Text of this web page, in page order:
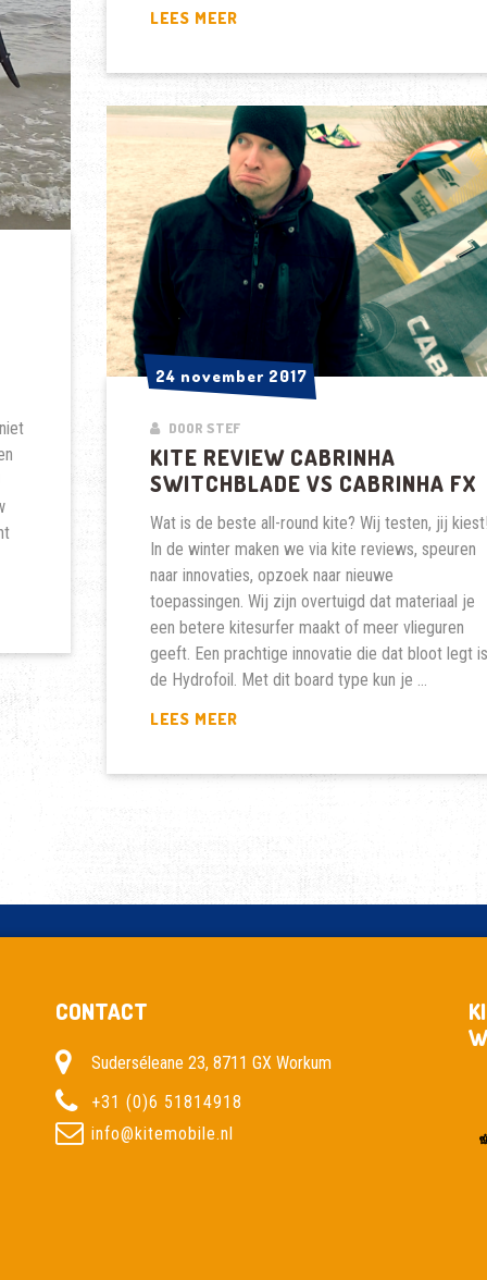
LEES MEER
SURF
&
KITE
FOILS
2019
24 november 2017
24 november 2017
DOOR STEF
KITE REVIEW CABRINHA
SWITCHBLADE VS CABRINHA FX
Wat is de beste all-round kite? Wij testen, jij
In de winter maken we via kite reviews, speuren
naar innovaties, opzoek naar nieuwe
toepassingen. Wij zijn overtuigd dat materiaal je
een betere kitesurfer maakt of meer vlieguren
geeft. Een prachtige innovatie die dat bloot legt
de Hydrofoil. Met dit board type kun je …
LEES MEER
CABRINHA
CONTACT
Suderséleane 23, 8711 GX Workum
+31 (0)6 51814918
info@kitemobile.nl